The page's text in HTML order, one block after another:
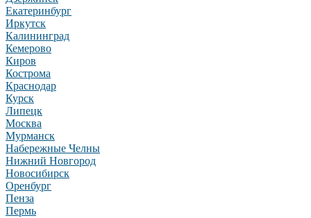
Екатеринбург
Иркутск
Калининград
Кемерово
Киров
Кострома
Краснодар
Курск
Липецк
Москва
Мурманск
Набережные Челны
Нижний Новгород
Новосибирск
Оренбург
Пенза
Пермь